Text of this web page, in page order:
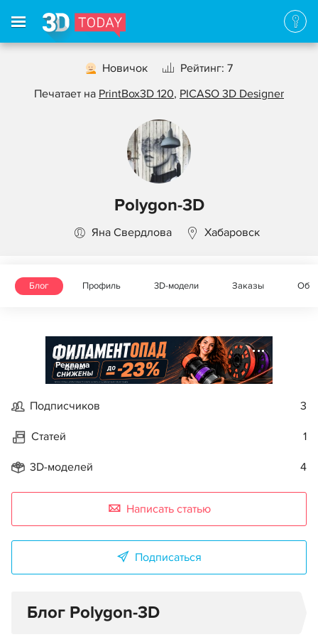
Новичок
Рейтинг: 7
Печатает на PrintBox3D 120, PICASO 3D Designer
Polygon-3D
Яна Свердлова Хабаровск
Блог Профиль 3D-модели Заказы
Реклама
Подписчиков 3
Статей 1
3D-моделей 4
Написать статью
Подписаться
Блог Polygon-3D